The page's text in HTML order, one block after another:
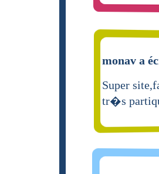
monav a
Super
tr�s